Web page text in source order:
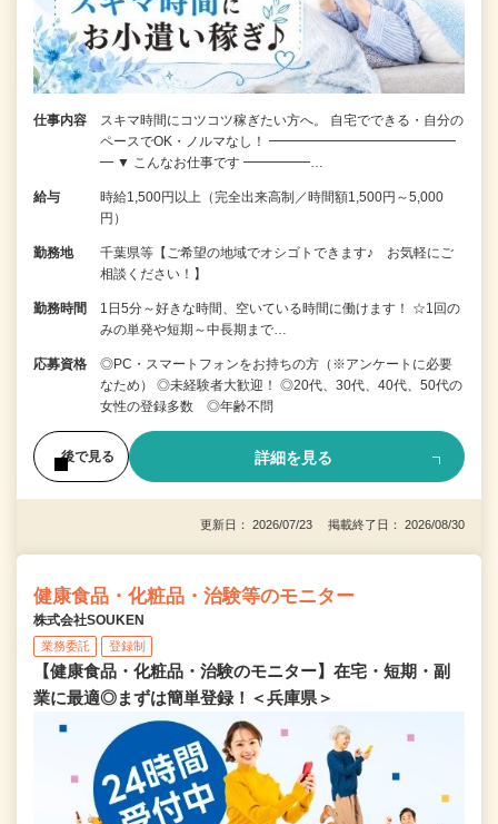
仕事内容
スキマ時間にコツコツ稼ぎたい方へ。 自宅でできる・自分の
ペースでOK・ノルマなし！ ━━━━━━━━━━━━━━
━ ▼ こんなお仕事です ━━━━━…
給与
時給1,500円以上（完全出来高制／時間額1,500円～5,000
円）
勤務地
千葉県等【ご希望の地域でオシゴトできます♪ お気軽にご
相談ください！】
勤務時間
1日5分～好きな時間、空いている時間に働けます！ ☆1回の
みの単発や短期～中長期まで…
応募資格
◎PC・スマートフォンをお持ちの方（※アンケートに必要
なため） ◎未経験者大歓迎！ ◎20代、30代、40代、50代の
女性の登録多数 ◎年齢不問
後で見る 詳細を見る
更新日： 2026/07/23 掲載終了日： 2026/08/30
健康食品・化粧品・治験等のモニター
株式会社SOUKEN
業務委託 登録制
【健康食品・化粧品・治験のモニター】在宅・短期・副
業に最適◎まずは簡単登録！＜兵庫県＞